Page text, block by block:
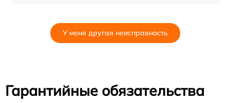
У меня другая неисправность
Гарантийные обязательства